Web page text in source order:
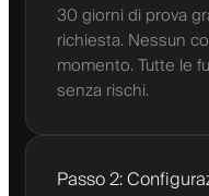
30 giorni di prova
richiesta. Nessun
momento. Tutte le
senza rischi.
Passo 2: